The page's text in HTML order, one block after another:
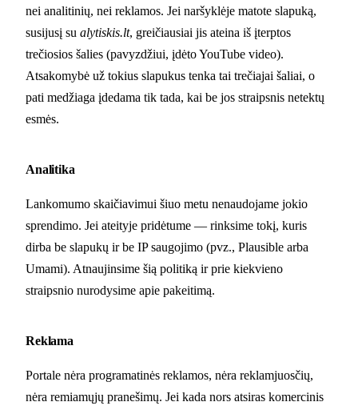
nei analitinių, nei reklamos. Jei naršyklėje matote slapuką,
susijusį su alytiskis.lt, greičiausiai jis ateina iš įterptos
trečiosios šalies (pavyzdžiui, įdėto YouTube video).
Atsakomybė už tokius slapukus tenka tai trečiajai šaliai, o
pati medžiaga įdedama tik tada, kai be jos straipsnis netektų
esmės.
Analitika
Lankomumo skaičiavimui šiuo metu nenaudojame jokio
sprendimo. Jei ateityje pridėtume — rinksime tokį, kuris
dirba be slapukų ir be IP saugojimo (pvz., Plausible arba
Umami). Atnaujinsime šią politiką ir prie kiekvieno
straipsnio nurodysime apie pakeitimą.
Reklama
Portale nėra programatinės reklamos, nėra reklamjuosčių,
nėra remiamųjų pranešimų. Jei kada nors atsiras komercinis